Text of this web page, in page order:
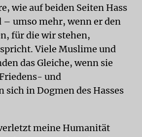
wie auf beiden Seiten Hass
– umso mehr, wenn er den
für die wir stehen,
Viele Muslime und
das Gleiche, wenn sie
und
sich in Dogmen des Hasses
meine Humanität